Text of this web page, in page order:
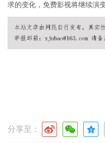
求的变化，免费影视将继续演
分享至：